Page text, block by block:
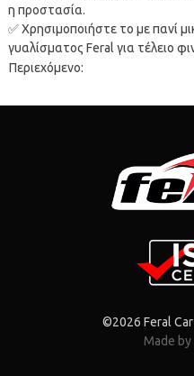
η προστασία.
✅Χρησιμοποιήστε το μεπανί
γυαλίσματος Feral για τέλειο
Περιεχόμενο:
©2026 Feral
Made by